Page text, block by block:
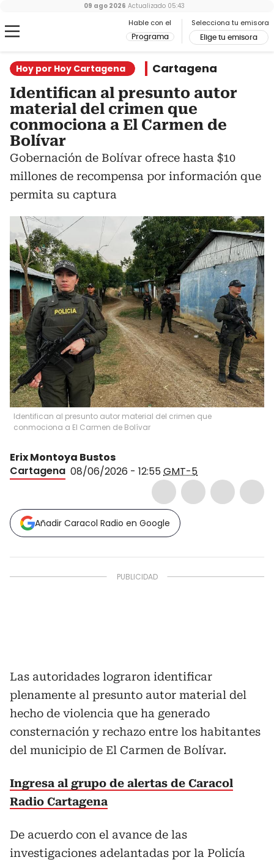
Hable con el
Programa
Selecciona tu emisora
Elige tu emisora
09 ago 2026 Actualizado 05:43
Hoy por Hoy Cartagena Cartagena
Identifican al presunto autor
material del crimen que
conmociona a El Carmen de
Bolívar
Gobernación de Bolívar ofrece hasta $10
millones de recompensa por información que
permita su captura
Identifican al presunto autor material del crimen que
conmociona a El Carmen de Bolívar
Erix Montoya Bustos
Cartagena 08/06/2026 - 12:55GMT-5
Añadir Caracol Radio en Google
Las autoridades lograron identificar
plenamente al presunto autor material del
hecho de violencia que ha generado
consternación y rechazo entre los habitantes
del municipio de El Carmen de Bolívar.
Ingresa al grupo de alertas de Caracol
Radio Cartagena
De acuerdo con el avance de las
investigaciones adelantadas por la Policía